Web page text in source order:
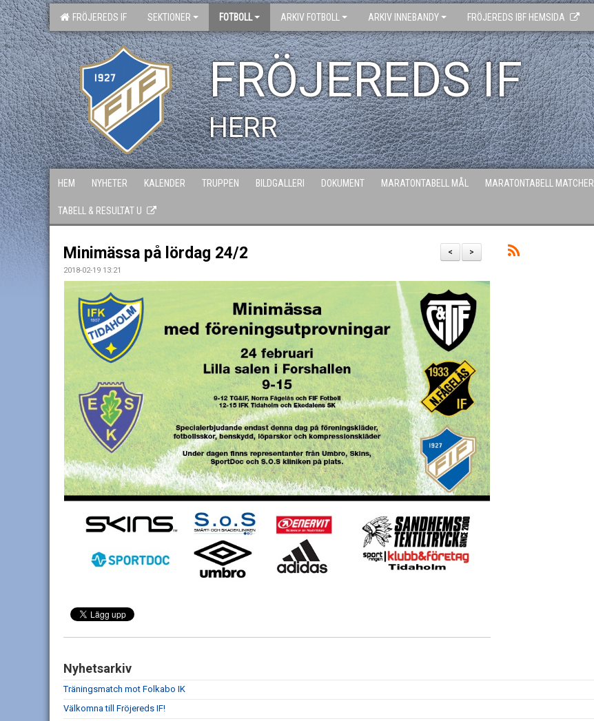
FRÖJEREDS IF SEKTIONER FOTBOLL ARKIV FOTBOLL ARKIV INNEBANDY FRÖJEREDS IBF HEMSIDA
FRÖJEREDS IF
HERR
HEM NYHETER KALENDER TRUPPEN BILDGALLERI DOKUMENT MARATONTABELL MÅL MARATONTABELL MATCHER
TABELL & RESULTAT U
>
<
Minimässa på lördag 24/2
2018-02-19 13:21
Nyhetsarkiv
Träningsmatch mot Folkabo IK
Välkomna till Fröjereds IF!